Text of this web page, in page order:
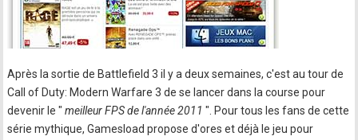
Après la sortie de Battlefield 3 il y a deux semaines, c'est au tour de
Call of Duty: Modern Warfare 3 de se lancer dans la course pour
devenir le " meilleur FPS de l'année 2011". Pour tous les fans de cette
série mythique, Gamesload propose d'ores et déjà le jeu pour